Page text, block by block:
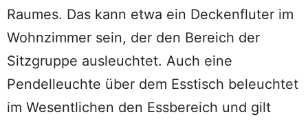
Raumes. Das kann etwa ein Deckenfluter im
Wohnzimmer sein, der den Bereich der
Sitzgruppe ausleuchtet. Auch eine
Pendelleuchte über dem Esstisch beleuchtet
im Wesentlichen den Essbereich und gilt